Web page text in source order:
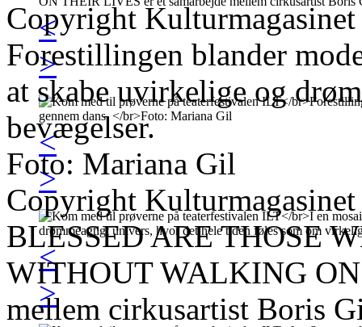
<
>
<
>
<
>
Copyright
Forestillingen blander
at skabe uvirkelige og
bevægelser.
Foto: Mariana Gil
Copyright
BLESSED ARE THOSE
WITHOUT WALKING ON
mellem cirkusartist Boris